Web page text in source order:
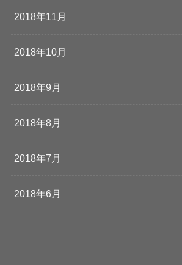
2018年11月
2018年10月
2018年9月
2018年8月
2018年7月
2018年6月